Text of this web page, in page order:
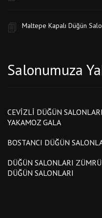
Maltepe Kapalı Düğün
Salonumuza
CEVIZLI DÜĞÜN
YAKAMOZ GALA
BOSTANCI DÜĞÜN
DÜĞÜN SALONLARI
DÜĞÜN SALONLARI